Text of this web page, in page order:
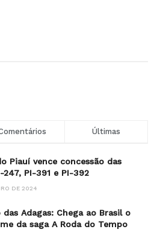
Últimas
Piauí vence concessão das
247, PI-391 e PI-392
DE 2024
das Adagas: Chega ao Brasil o
da saga A Roda do Tempo